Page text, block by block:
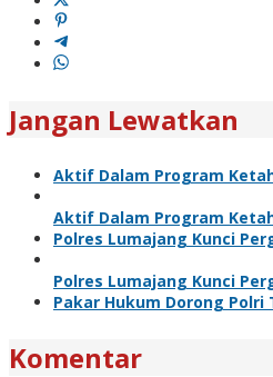
Jangan Lewatkan
Aktif Dalam Program
Aktif Dalam Program
Polres Lumajang Kunci
Polres Lumajang Kunci
Pakar Hukum Dorong
Komentar